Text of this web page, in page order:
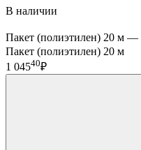
В наличии
Пакет (полиэтилен) 20 м —
Пакет (полиэтилен) 20 м
1 04540₽